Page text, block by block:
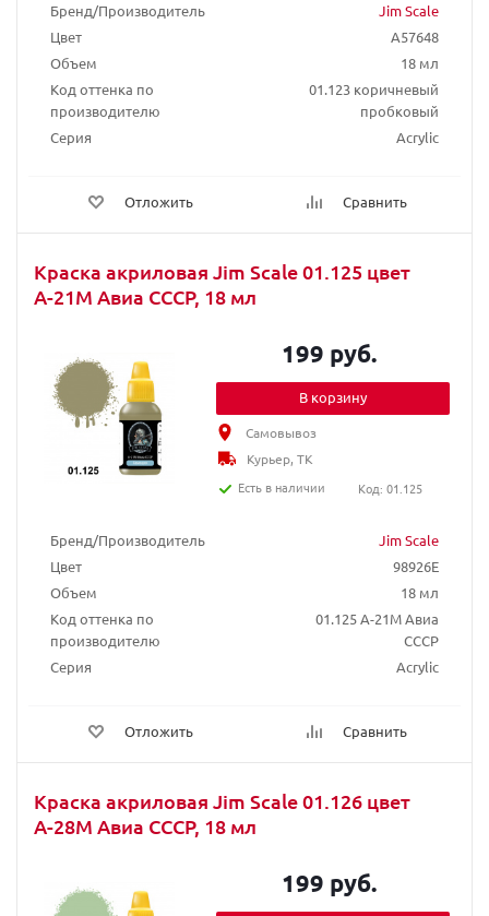
Бренд/Производитель
Jim Scale
Цвет
A57648
Объем
18 мл
Код оттенка по
производителю
01.123 коричневый
пробковый
Серия
Acrylic
Отложить Сравнить
Краска акриловая Jim Scale 01.125 цвет
А-21M Авиа СССР, 18 мл
Бренд/Производитель
Jim Scale
Цвет
98926E
Объем
18 мл
Код оттенка по
производителю
01.125 А-21M Авиа
СССР
Серия
Acrylic
Отложить Сравнить
199 руб.
В корзину
Самовывоз
Курьер, ТК
Есть в наличии
Код: 01.125
Краска акриловая Jim Scale 01.126 цвет
А-28М Авиа СССР, 18 мл
199 руб.